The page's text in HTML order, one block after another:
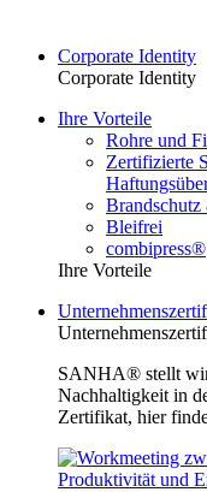
Corporate Identity
Corporate Identity
Ihre Vorteile
Rohre und
Zertifizierte
Bleifrei
combipress®
Ihre Vorteile
SANHA® stellt
Nachhaltigkeit in
Zertifikat, hier